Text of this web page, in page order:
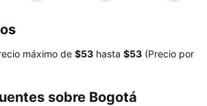
máximo de ‎$53 hasta ‎$53 (Precio por
sobre Bogotá